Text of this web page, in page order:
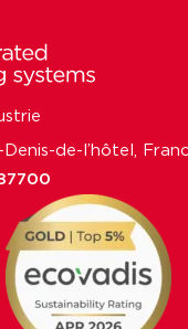
de-l’hôtel,